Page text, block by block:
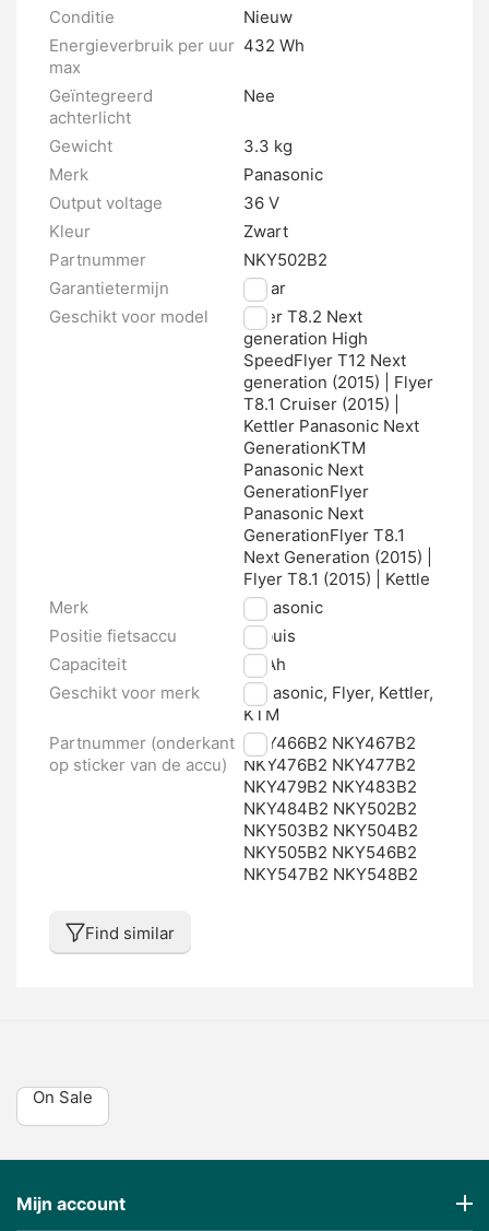
Conditie
Nieuw
Energieverbruik per uur
max
432 Wh
Geïntegreerd
achterlicht
Nee
Gewicht
3.3 kg
Merk
Panasonic
Output voltage
36 V
Kleur
Zwart
Partnummer
NKY502B2
Garantietermijn
2 jaar
Geschikt voor model
Flyer T8.2 Next
generation High
SpeedFlyer T12 Next
generation (2015) | Flyer
T8.1 Cruiser (2015) |
Kettler Panasonic Next
GenerationKTM
Panasonic Next
GenerationFlyer
Panasonic Next
GenerationFlyer T8.1
Next Generation (2015) |
Flyer T8.1 (2015) | Kettle
Merk
Panasonic
Positie fietsaccu
Zitbuis
Capaciteit
12 Ah
Geschikt voor merk
Panasonic, Flyer, Kettler,
KTM
Partnummer (onderkant
op sticker van de accu)
NKY466B2 NKY467B2
NKY476B2 NKY477B2
NKY479B2 NKY483B2
NKY484B2 NKY502B2
NKY503B2 NKY504B2
NKY505B2 NKY546B2
NKY547B2 NKY548B2
Find similar
On Sale
Mijn account